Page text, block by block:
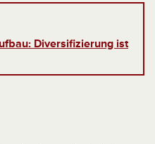
Diversifizierung ist